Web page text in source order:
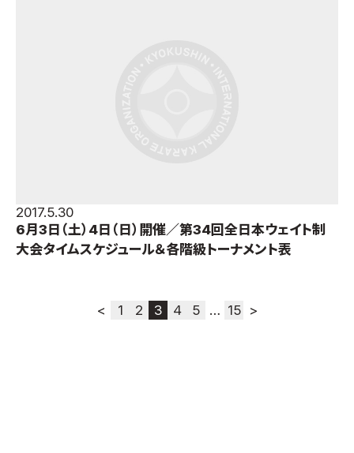
2017.5.30
6月3日（土）4日（日）開催／第34回全日本ウェイト制
大会タイムスケジュール＆各階級トーナメント表
< 1 2 3 4 5 … 15 >